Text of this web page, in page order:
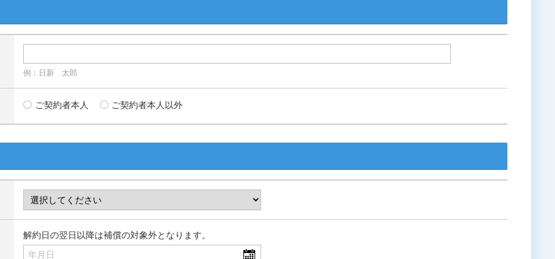
例：日新 太郎
ご契約者本人 ご契約者本人以外
解約日の翌日以降は補償の対象外となります。